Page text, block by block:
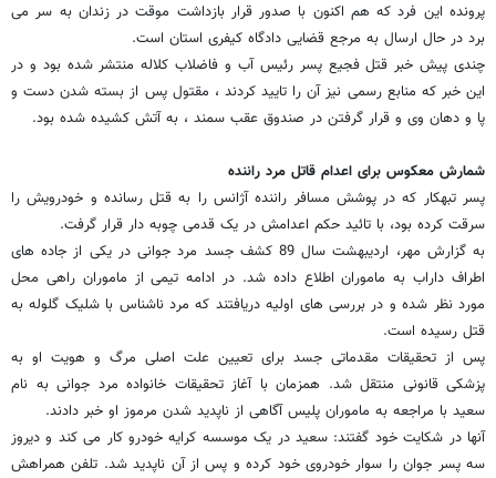
پرونده این فرد که هم اکنون با صدور قرار بازداشت موقت در زندان به سر می
برد در حال ارسال به مرجع قضایی دادگاه کیفری استان است.
چندی پیش خبر قتل فجیع پسر رئیس آب و فاضلاب کلاله منتشر شده بود و در
این خبر که منابع رسمی نیز آن را تایید کردند ، مقتول پس از بسته شدن دست و
پا و دهان وی و قرار گرفتن در صندوق عقب سمند ، به آتش کشیده شده بود.
شمارش معکوس برای اعدام قاتل مرد راننده
پسر تبهکار که در پوشش مسافر راننده آژانس را به قتل رسانده و خودرویش را
سرقت کرده بود، با تائید حکم اعدامش در یک قدمی چوبه دار قرار گرفت.
به گزارش مهر، اردیبهشت سال 89 کشف جسد مرد جوانی در یکی از جاده های
اطراف داراب به ماموران اطلاع داده شد. در ادامه تیمی از ماموران راهی محل
مورد نظر شده و در بررسی های اولیه دریافتند که مرد ناشناس با شلیک گلوله به
قتل رسیده است.
پس از تحقیقات مقدماتی جسد برای تعیین علت اصلی مرگ و هویت او به
پزشکی قانونی منتقل شد. همزمان با آغاز تحقیقات خانواده مرد جوانی به نام
سعید با مراجعه به ماموران پلیس آگاهی از ناپدید شدن مرموز او خبر دادند.
آنها در شکایت خود گفتند: سعید در یک موسسه کرایه خودرو کار می کند و دیروز
سه پسر جوان را سوار خودروی خود کرده و پس از آن ناپدید شد. تلفن همراهش